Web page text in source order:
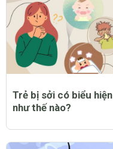
Trẻ bị sởi có biểu hiện
như thế nào?